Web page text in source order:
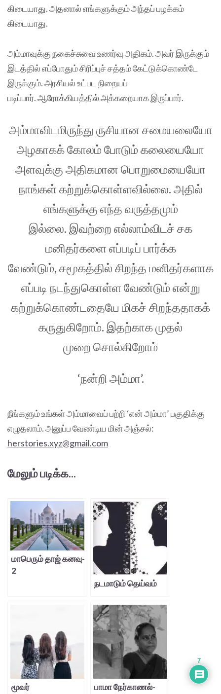
கிடையாது. அதனால் எங்களுக்கும் அந்தப் பழக்கம்
கிடையாது.
அம்மாவுக்கு நகைச்சுவை உணர்வு அதிகம். அவர் இருக்கும்
இடத்தில் எப்போதும் சிரிப்புச் சத்தம் கேட்டுக்கொண்டே
இருக்கும். அரசியல் உட்பட நிறையப்
படிப்பார். ஆரோக்கியத்தில் அக்கறையாக இருப்பார்.
அம்மாவிடமிருந்து ருசியான சமையலையோ
அழகாகக் கோலம் போடும் கலையையோ
அளவுக்கு அதிகமான பொறுமையையோ
நாங்கள் கற்றுக்கொள்ளவில்லை. அதில்
எங்களுக்கு எந்த வருத்தமும்
இல்லை. இவற்றை எல்லாம்விடச் சக
மனிதர்களை எப்படிப் பார்க்க
வேண்டும், சமூகத்தில் சிறந்த மனிதர்களாக
எப்படி நடந்துகொள்ள வேண்டும் என்று
கற்றுக்கொண்டதையே மிகச் சிறந்ததாகக்
கருதுகிறோம். இதற்காக முதல்
முறை சொல்கிறோம்
‘நன்றி அம்மா’.
நீங்களும் உங்கள் அம்மாவைப் பற்றி ‘என் அம்மா’ பகுதிக்கு
எழுதலாம். அனுப்ப வேண்டிய மின் அஞ்சல்:
herstories.xyz@gmail.com
மேலும் படிக்க...
மாபெரும் தாஜ் கனவு-
2
நடமாடும் தெய்வம்
மூவர்
பாமா நேர்காணல்-
7